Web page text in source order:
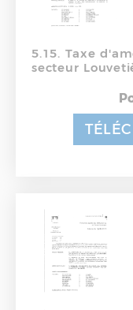
5.15. Taxe
secteur